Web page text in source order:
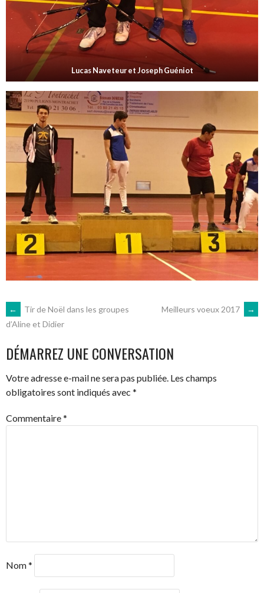
Lucas Naveteur et Joseph Guéniot
NAVIGATION
DES
ARTICLES
←
Tir de Noël dans les groupes
d’Aline et Didier
Meilleurs voeux 2017 →
DÉMARREZ UNE CONVERSATION
Votre adresse e-mail ne sera pas publiée. Les champs
obligatoires sont indiqués avec *
Commentaire*
Nom*